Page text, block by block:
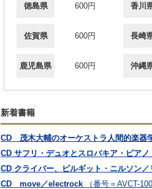
徳島県 600円 香川
佐賀県 600円 長崎
鹿児島県 600円 沖縄
新着書籍
CD 茂木大輔のオーケストラ人間的楽器
CD サフリ・デュオとスロバキア・ピア
CD クライバー、ビルギット・ニルソン
CD move／electrock
（番号＝AVCT-